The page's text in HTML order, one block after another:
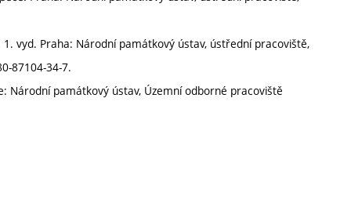
1. vyd. Praha: Národní památkový ústav, ústřední pracoviště,
87104-34-7.
Národní památkový ústav, Územní odborné pracoviště